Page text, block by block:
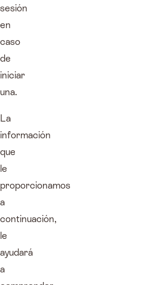
sesión
en
caso
de
iniciar
una.
La
información
que
le
proporcionamos
a
continuación,
le
ayudará
a